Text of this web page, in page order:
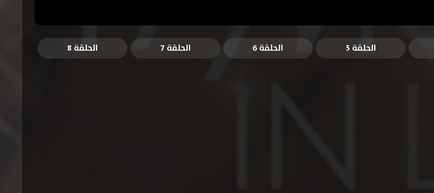
الحلقة 5 الحلقة 6 الحلقة 7
الحلقة 8